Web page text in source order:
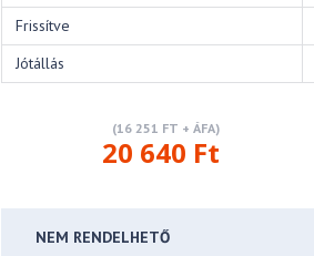
Frissítve
Jótállás
(16 251 FT + ÁFA)
20 640 Ft
NEM RENDELHETŐ